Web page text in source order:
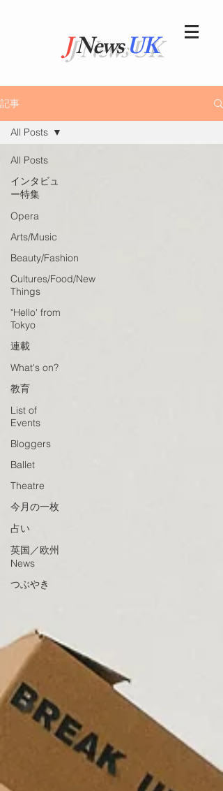
JNewsUK
記事
All Posts
インタビュ
ー特集
Opera
Arts/Music
Beauty/Fashion
Cultures/Food/New
Things
"Hello' from
Tokyo
連載
What's on?
教育
List of
Events
Bloggers
Ballet
Theatre
今月の一枚
占い
英国／欧州
News
つぶやき
All Posts